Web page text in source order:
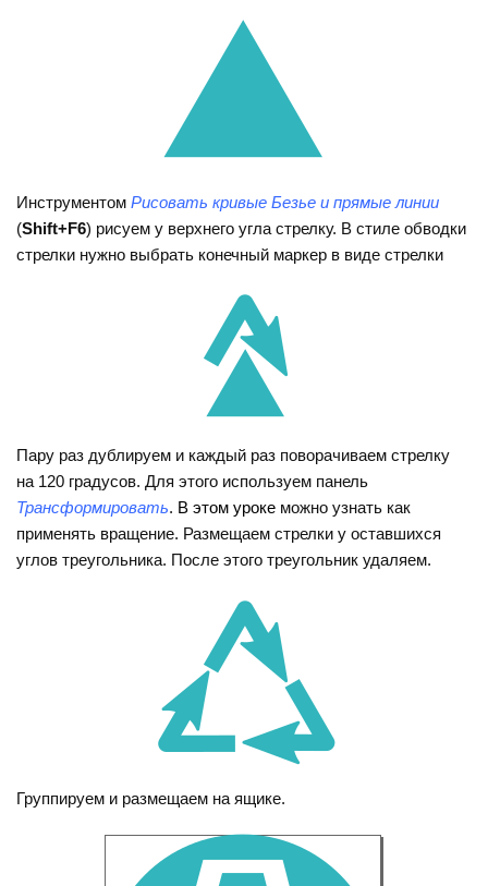
ИнструментомРисовать кривые Безье и прямые линии
(Shift+F6) рисуем у верхнего угла стрелку. В стиле обводки
стрелки нужно выбрать конечный маркер в виде стрелки
Пару раз дублируем и каждый раз поворачиваем стрелку
на 120 градусов. Для этого используем панель
Трансформировать. В этом уроке можно узнать как
применять вращение. Размещаем стрелки у оставшихся
углов треугольника. После этого треугольник удаляем.
Группируем и размещаем на ящике.